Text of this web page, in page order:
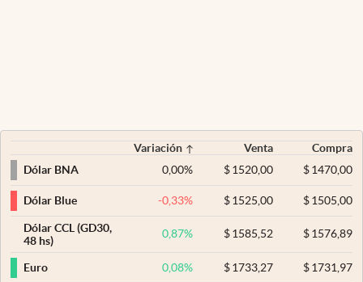
Variación Venta
Compra
Dólar BNA
0,00% $ 1520,00 $1470,00
Dólar Blue -0,33% $ 1525,00 $1505,00
Dólar CCL (GD30,
48 hs)
0,87% $ 1585,52 $1576,89
Euro 0,08% $ 1733,27 $1731,97